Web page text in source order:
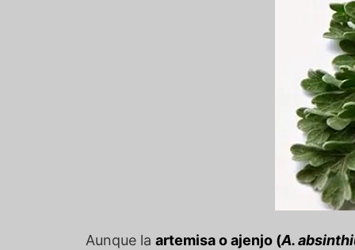
Aunque la artemisa o ajenjo (A.